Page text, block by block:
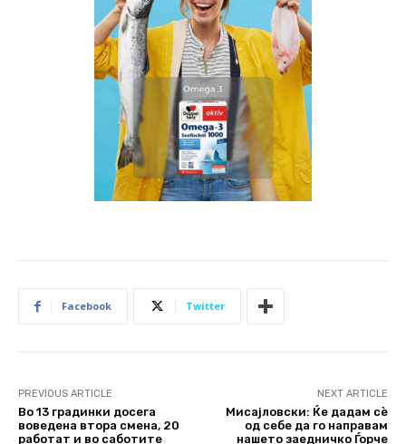
Facebook Twitter
PREVIOUS ARTICLE
Во 13 градинки досега
воведена втора смена, 20
работат и во саботите
NEXT ARTICLE
Мисајловски: Ќе дадам сè
од себе да го направам
нашето заедничко Ѓорче